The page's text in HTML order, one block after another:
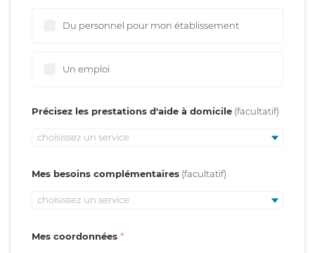
Du personnel pour mon établissement
Un emploi
Précisez les prestations d'aide à domicile
choisissez un service
Mes besoins complémentaires
choisissez un service
Mes coordonnées